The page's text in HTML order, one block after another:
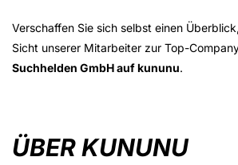
Verschaffen Sie sich selbst einen
Sicht unserer Mitarbeiter zur Top-
Suchhelden GmbH auf kununu.
ÜBER KUNUNU